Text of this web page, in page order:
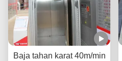
Baja tahan karat 40m/min